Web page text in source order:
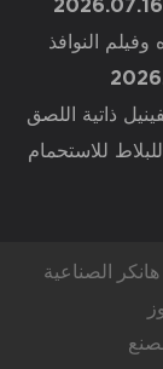
وفيلم النوافذ
ذاتية اللصق
للاستحمام
الصناعية